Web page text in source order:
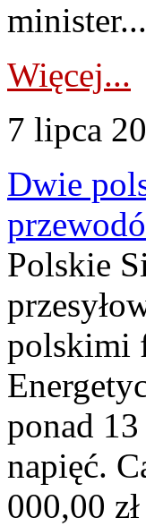
minister...
Więcej...
7 lipca
Dwie
Polskie
polskimi
ponad
napięć.
000,00